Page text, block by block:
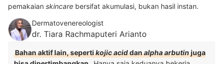
pemakaian skincare bersifat akumulasi, bukan hasil instan.
Dermatovenereologist
dr. Tiara Rachmaputeri Arianto
Bahan aktif lain, sepertikojic aciddanalpha arbutinjuga